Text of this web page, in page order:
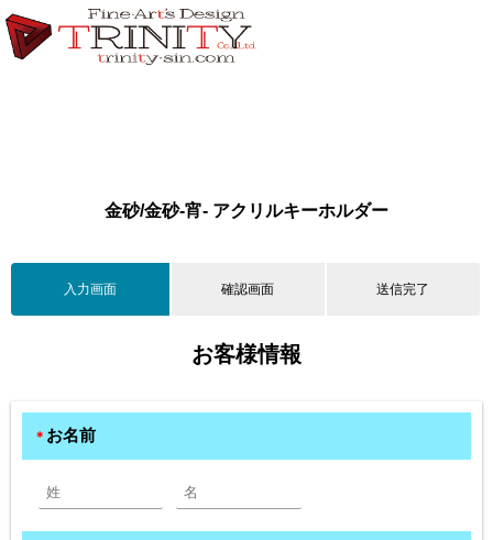
金砂/金砂-宵- アクリルキーホルダー
入力画面 確認画面 送信完了
お客様情報
＊ お名前